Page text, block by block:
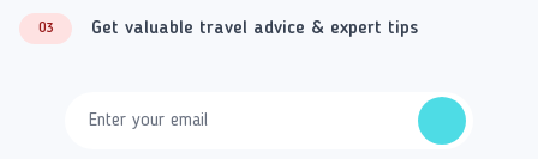
03 Get valuable travel advice & expert tips